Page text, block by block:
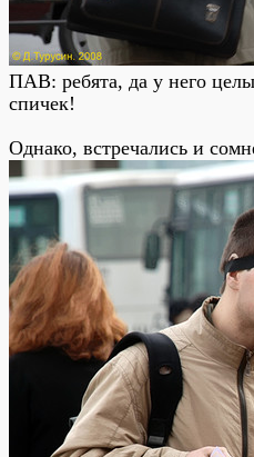
ПАВ: ребята, да у него
спичек!
Однако, встречались и